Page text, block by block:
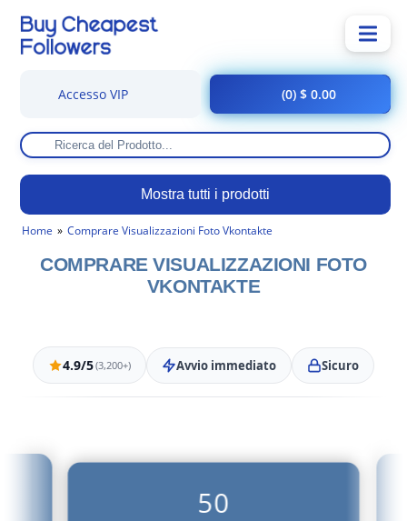
Mostra tutti i prodotti
Accesso VIP (0) $ 0.00
Home Comprare Visualizzazioni Foto Vkontakte
COMPRARE VISUALIZZAZIONI FOTO
VKONTAKTE
4.9/5(3,200+) Avvio immediato Sicuro
50